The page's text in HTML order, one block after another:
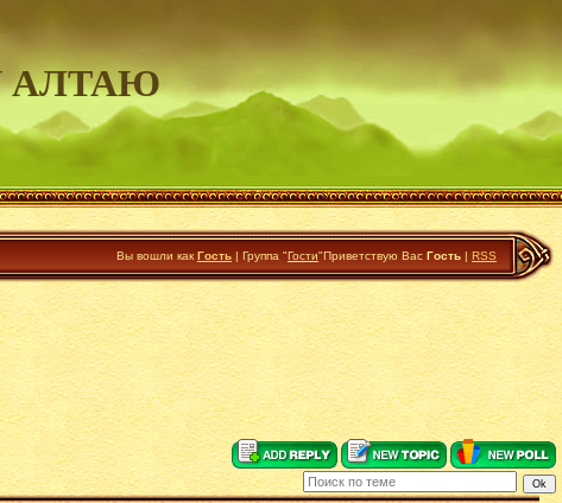
АЛТАЮ
Вы вошли как Гость | Группа "Гости"Приветствую Вас Гость | RSS